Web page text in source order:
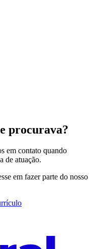
procurava?
em contato quando
de atuação.
em fazer parte do nosso